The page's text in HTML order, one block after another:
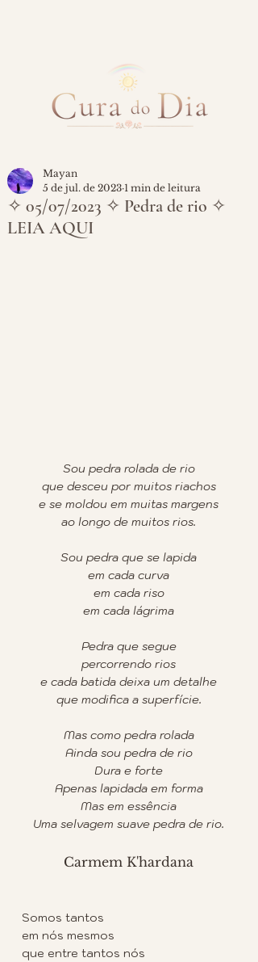
✧ 05/07/2023 ✧ Pedra de rio ✧
LEIA AQUI
Mayan
5 de jul. de 2023 1 min de leitura
Sou pedra rolada de rio
que desceu por muitos riachos
e se moldou em muitas margens
ao longo de muitos rios.
Sou pedra que se lapida
em cada curva
em cada riso
em cada lágrima
Pedra que segue
percorrendo rios
e cada batida deixa um detalhe
que modifica a superfície.
Mas como pedra rolada
Ainda sou pedra de rio
Dura e forte
Apenas lapidada em forma
Mas em essência
Uma selvagem suave pedra de rio.
Carmem K'hardana
Somos tantos
em nós mesmos
que entre tantos nós